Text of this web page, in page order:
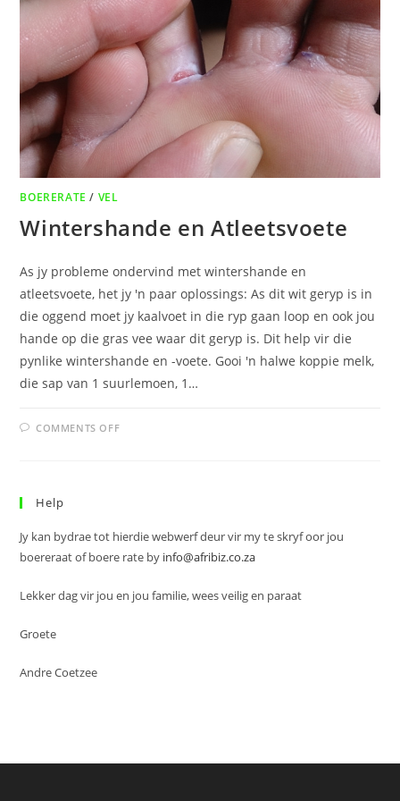
BOERERATE / VEL
Wintershande en Atleetsvoete
As jy probleme ondervind met wintershande en
atleetsvoete, het jy 'n paar oplossings: As dit wit geryp is in
die oggend moet jy kaalvoet in die ryp gaan loop en ook jou
hande op die gras vee waar dit geryp is. Dit help vir die
pynlike wintershande en -voete. Gooi 'n halwe koppie melk,
die sap van 1 suurlemoen, 1…
COMMENTS OFFON
Help
Jy kan bydrae tot hierdie webwerf deur vir my te skryf oor jou
boereraat of boere rate by info@afribiz.co.za
Lekker dag vir jou en jou familie, wees veilig en paraat
Groete
Andre Coetzee